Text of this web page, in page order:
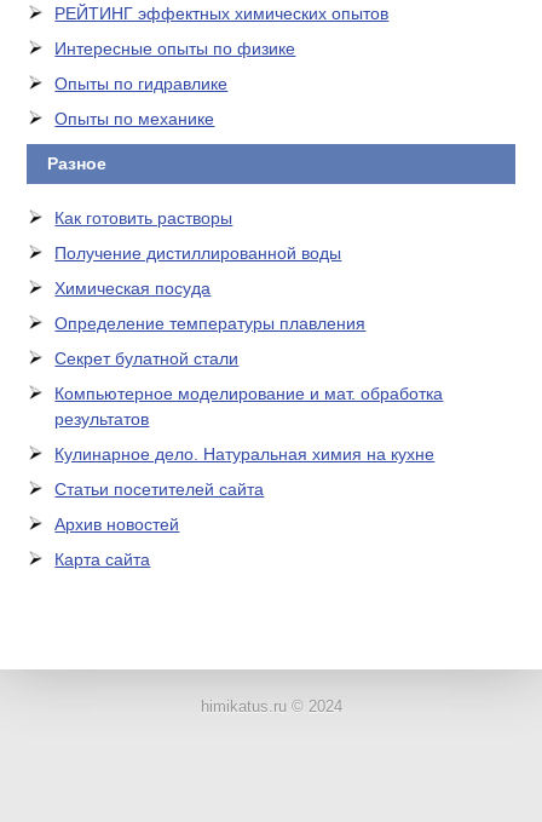
РЕЙТИНГ эффектных химических опытов
Интересные опыты по физике
Опыты по гидравлике
Опыты по механике
Разное
Как готовить растворы
Получение дистиллированной воды
Химическая посуда
Определение температуры плавления
Секрет булатной стали
Компьютерное моделирование и мат. обработка
результатов
Кулинарное дело. Натуральная химия на кухне
Статьи посетителей сайта
Архив новостей
Карта сайта
himikatus.ru © 2024